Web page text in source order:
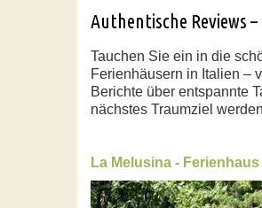
Authentische Reviews
Tauchen Sie ein in die
Ferienhäusern in Italien –
Berichte über entspannte
nächstes Traumziel
La Melusina -